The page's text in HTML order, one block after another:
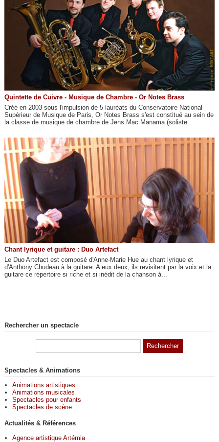
Quintette de Cuivre - Musique de Chambre - Or Notes Brass
Créé en 2003 sous l'impulsion de 5 lauréats du Conservatoire National
Supérieur de Musique de Paris, Or Notes Brass s'est constitué au sein de
la classe de musique de chambre de Jens Mac Manama (soliste...
Chant lyrique et guitare : Duo Artefact
Le Duo Artefact est composé d'Anne-Marie Hue au chant lyrique et
d'Anthony Chudeau à la guitare. A eux deux, ils revisitent par la voix et la
guitare ce répertoire si riche et si inédit de la chanson à...
Rechercher un spectacle
Spectacles & Animations
Animations artistiques
Animations musicales
Spectacles pour enfants
Spectacles de scène
Actualités & Références
Agence artistique Artémia